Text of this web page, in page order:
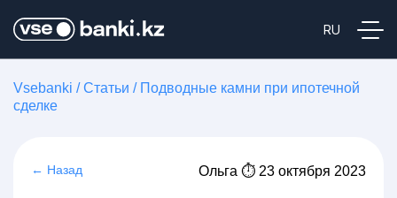
Vsebanki /Статьи / Подводные камни при ипотечной
сделке
← Назад Ольга ⏱ 23 октября 2023